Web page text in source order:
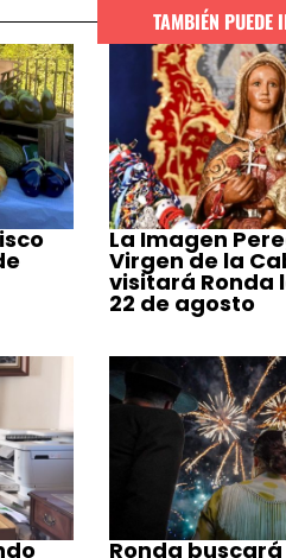
TAMBIÉN PUEDE
La Imagen
Virgen de la
visitará Ronda
22 de agosto
Ronda